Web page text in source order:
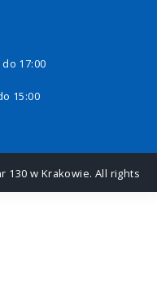
17:00
15:00
130 w Krakowie. All rights